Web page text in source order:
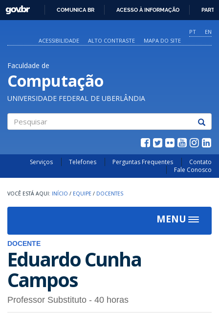
O
CONTEÚDO
GOVBR
COMUNICA BR ACESSO À INFORMAÇÃO
PT
EN
ACESSIBILIDADE
ALTO CONTRASTE MAPA DO SITE
Faculdade de
Computação
UNIVERSIDADE FEDERAL DE UBERLÂNDIA
Serviços Telefones Perguntas Frequentes
Contato
Fale Conosco
INÍCIO / EQUIPE / DOCENTES
MENU
Toggle
DOCENTE
Eduardo Cunha
Campos
Professor Substituto - 40 horas